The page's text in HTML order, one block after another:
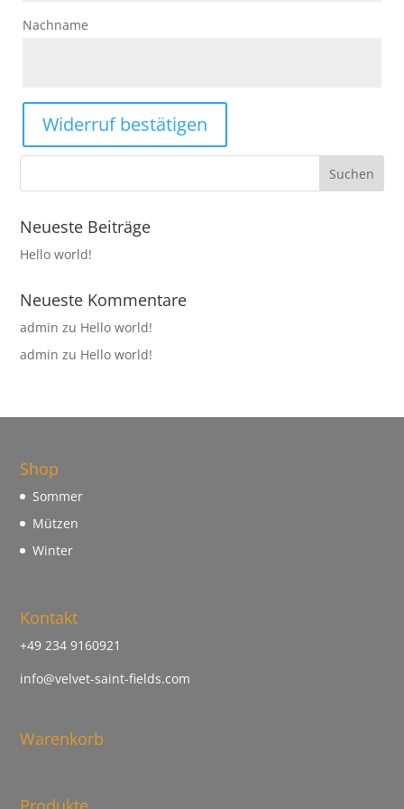
Nachname
Widerruf bestätigen
Neueste Beiträge
Hello world!
Neueste Kommentare
admin zu Hello world!
admin zu Hello world!
Shop
Sommer
Mützen
Winter
Kontakt
+49 234 9160921
info@velvet-saint-fields.com
Warenkorb